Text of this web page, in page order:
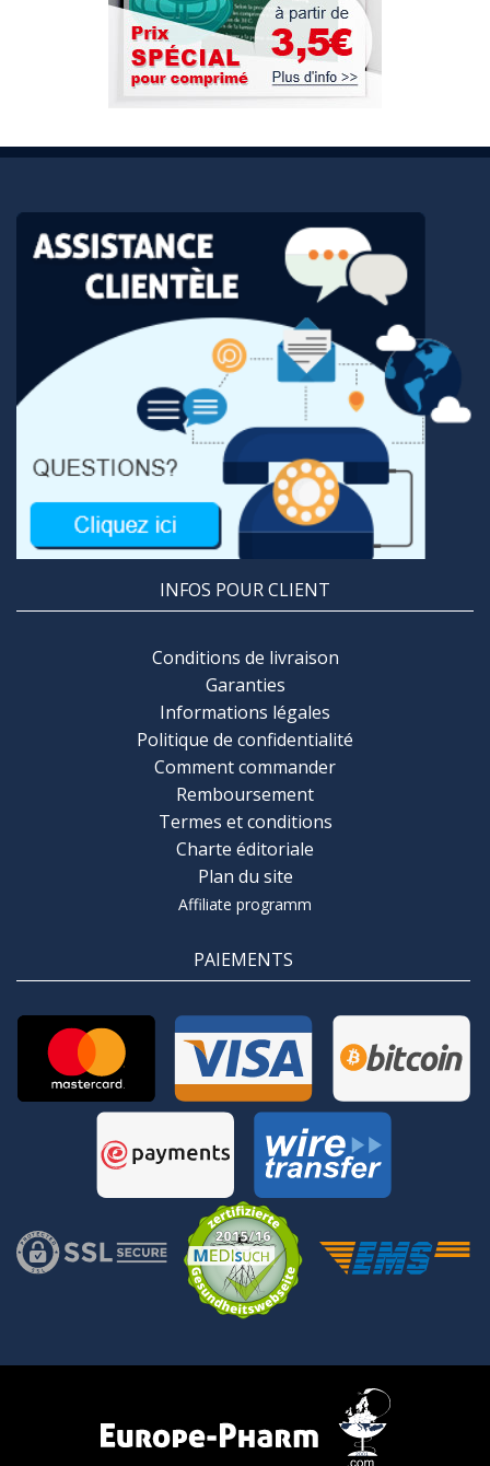
INFOS POUR CLIENT
Conditions de livraison
Garanties
Informations légales
Politique de confidentialité
Comment commander
Remboursement
Termes et conditions
Charte éditoriale
Plan du site
Affiliate programm
PAIEMENTS